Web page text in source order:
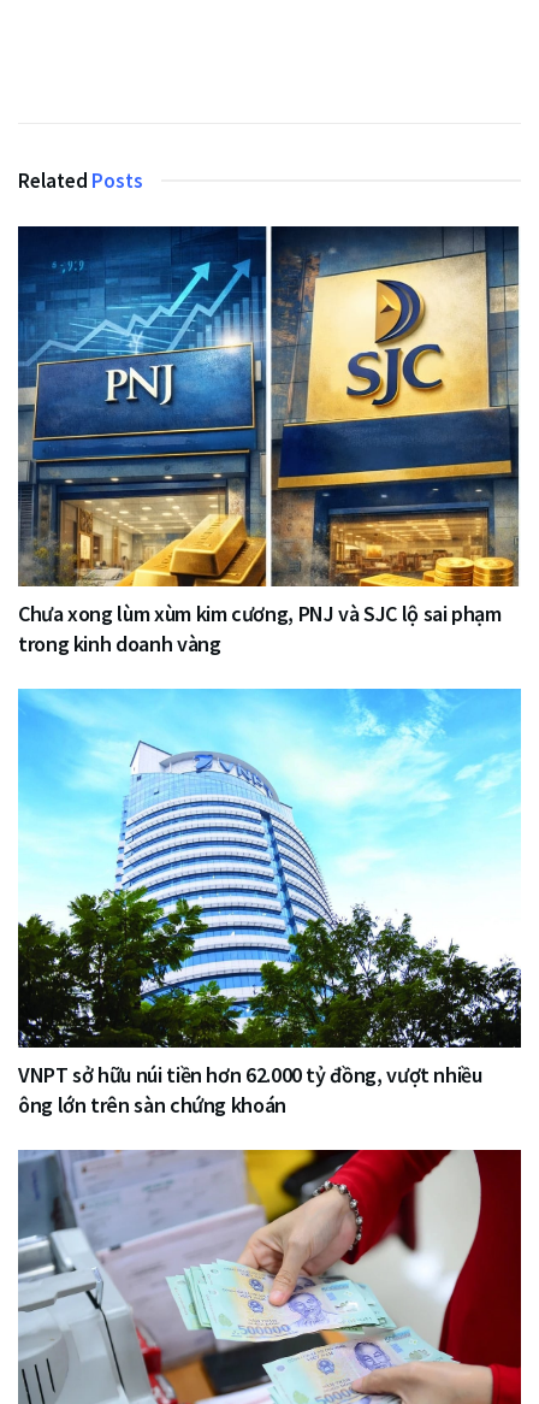
Related Posts
Chưa xong lùm xùm kim cương, PNJ và SJC lộ sai phạm
trong kinh doanh vàng
VNPT sở hữu núi tiền hơn 62.000 tỷ đồng, vượt nhiều
ông lớn trên sàn chứng khoán